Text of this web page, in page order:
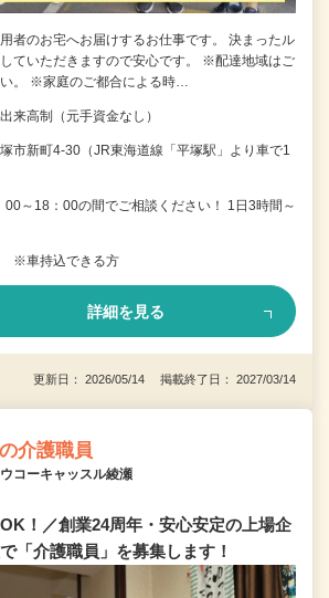
者のお宅へお届けするお仕事です。 決まったル
ていただきますので安心です。 ※配達地域はご
。 ※家庭のご都合による時…
来高制（元手資金なし）
市新町4-30（JR東海道線「平塚駅」より車で1
00～18：00の間でご相談ください！ 1日3時間～
※車持込できる方
詳細を見る
更新日： 2026/05/14 掲載終了日： 2027/03/14
介護職員
コーキャッスル綾瀬
！／創業24周年・安心安定の上場企
「介護職員」を募集します！